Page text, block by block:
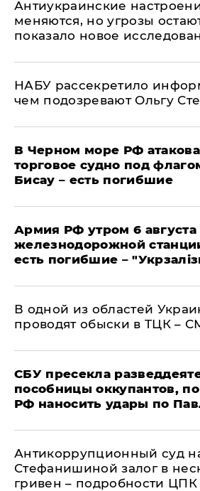
Антиукраинские
меняются, но угрозы
показало новое
НАБУ рассекретило
чем подозревают Ольгу
В Черном море РФ
торговое судно под
Бисау – есть погибшие
Армия РФ утром 6 августа
железнодорожной
есть погибшие –
В одной из областей
проводят обыски в ТЦК –
СБУ пресекла
пособницы оккупантов,
РФ наносить удары по
Антикоррупционный суд
Стефанишиной залог в
гривен – подробности ЦПК